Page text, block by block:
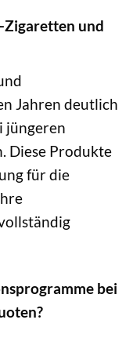
Zigaretten und
Jahren deutlich
jüngeren
Diese Produkte
für die
bei